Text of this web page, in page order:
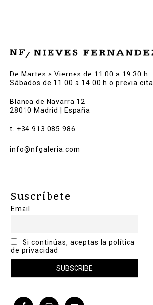
De Martes a Viernes de 11.00 a 19.30 h
Sábados de 11.00 a 14.00 h o previa cita
Blanca de Navarra 12
28010 Madrid | España
t. +34 913 085 986
info@nfgaleria.com
Suscríbete
Email
Si continúas, aceptas la política
de privacidad